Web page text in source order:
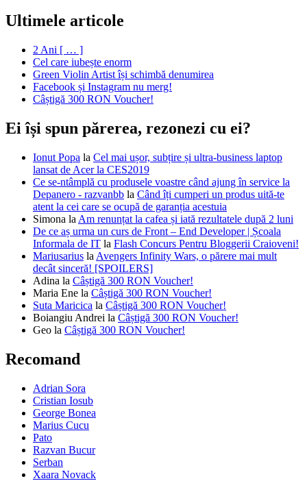
Ultimele articole
2 Ani [ … ]
Cel care iubește enorm
Green Violin Artist își schimbă denumirea
Facebook și Instagram nu merg!
Câștigă 300 RON Voucher!
Ei își spun părerea, rezonezi cu ei?
Ionut Popa la Cel mai ușor, subțire și ultra-business laptop
lansat de Acer la CES2019
Ce se-ntâmplă cu produsele voastre când ajung în service la
Depanero - razvanbb la Când îți cumperi un produs uită-te
atent la cei care se ocupă de garanția acestuia
Simona la Am renunțat la cafea și iată rezultatele după 2 luni
De ce aș urma un curs de Front – End Developer | Școala
Informala de IT la Flash Concurs Pentru Bloggerii Craioveni!
Mariusarius la Avengers Infinity Wars, o părere mai mult
decât sinceră! [SPOILERS]
Adina la Câștigă 300 RON Voucher!
Maria Ene la Câștigă 300 RON Voucher!
Suta Maricica la Câștigă 300 RON Voucher!
Boiangiu Andrei la Câștigă 300 RON Voucher!
Geo la Câștigă 300 RON Voucher!
Recomand
Adrian Sora
Cristian Iosub
George Bonea
Marius Cucu
Pato
Razvan Bucur
Serban
Xaara Novack